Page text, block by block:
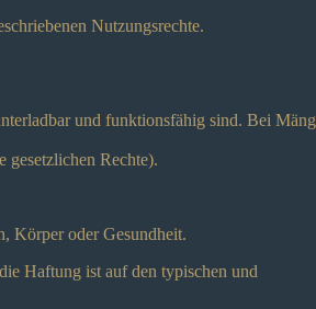
Nutzungsrechte.
und funktionsfähig sind. Bei
Rechte).
Körper oder Gesundheit.
Haftung ist auf den typischen und